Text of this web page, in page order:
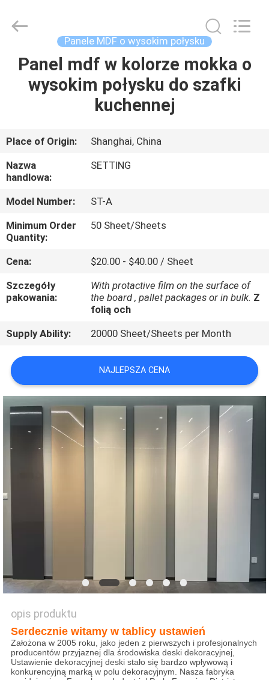
DOM
O
NAS
WYCIECZKA
PO
FABRYCE
SKONTAKTUJ
SIĘ
NAMI
AKTUALNOŚCI
SPRAWY
POPROSIĆ
WYCENĘ
SITEMAP
PRIVACY
POLICY
Setting
Decorating
Reserved.
Panele MDF o wysokim połysku
Panel mdf w kolorze mokka o
wysokim połysku do szafki
kuchennej
Place of Origin:
Shanghai, China
Nazwa
handlowa:
SETTING
Model Number:
ST-A
Minimum Order
Quantity:
50 Sheet/Sheets
Cena:
$20.00 - $40.00 / Sheet
Szczegóły
pakowania:
With protactive film on the surface of
the board , pallet packages or in bulk. Z
folią och
Supply Ability:
20000 Sheet/Sheets per Month
NAJLEPSZA CENA
opis produktu
Serdecznie witamy w tablicy ustawień
Założona w 2005 roku, jako jeden z pierwszych i profesjonalnych
producentów przyjaznej dla środowiska deski dekoracyjnej,
Ustawienie dekoracyjnej deski stało się bardzo wpływową i
konkurencyjną marką w polu dekoracyjnym. Nasza fabryka